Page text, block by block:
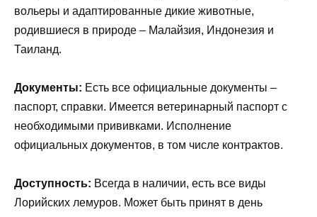
вольеры и адаптированные дикие животные,
родившиеся в природе – Малайзия, Индонезия и
Таиланд.
Документы: Есть все официальные документы –
паспорт, справки. Имеется ветеринарный паспорт с
необходимыми прививками. Исполнение
официальных документов, в том числе контрактов.
Доступность: Всегда в наличии, есть все виды
Лорийских лемуров. Может быть принят в день